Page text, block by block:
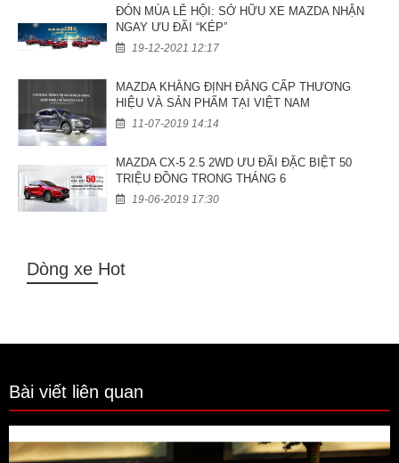
ĐÓN MÙA LỄ HỘI: SỞ HỮU XE MAZDA NHẬN
NGAY ƯU ĐÃI “KÉP”
19-12-2021 12:17
MAZDA KHẲNG ĐỊNH ĐẲNG CẤP THƯƠNG
HIỆU VÀ SẢN PHẨM TẠI VIỆT NAM
11-07-2019 14:14
MAZDA CX-5 2.5 2WD ƯU ĐÃI ĐẶC BIỆT 50
TRIỆU ĐỒNG TRONG THÁNG 6
19-06-2019 17:30
Dòng xe Hot
Bài viết liên quan